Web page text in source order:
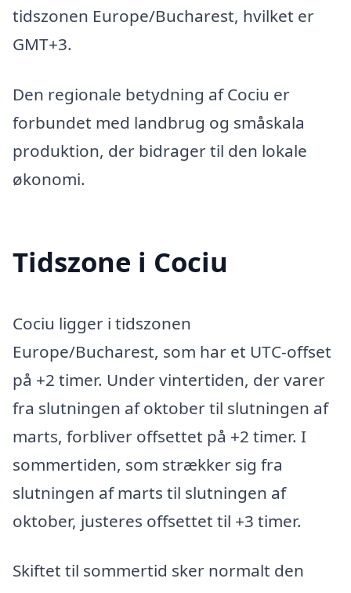
tidszonen Europe/Bucharest, hvilket er
GMT+3.
Den regionale betydning af Cociu er
forbundet med landbrug og småskala
produktion, der bidrager til den lokale
økonomi.
Tidszone i Cociu
Cociu ligger i tidszonen
Europe/Bucharest, som har et UTC-offset
på +2 timer. Under vintertiden, der varer
fra slutningen af oktober til slutningen af
marts, forbliver offsettet på +2 timer. I
sommertiden, som strækker sig fra
slutningen af marts til slutningen af
oktober, justeres offsettet til +3 timer.
Skiftet til sommertid sker normalt den